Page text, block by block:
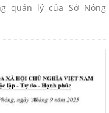
quản lý của Sở Nông